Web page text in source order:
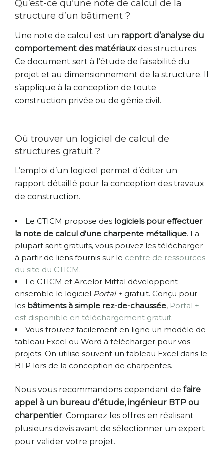
Qu’est-ce qu’une note de calcul de la
structure d’un bâtiment ?
Une note de calcul est un rapport d’analyse du
comportement des matériaux des structures.
Ce document sert à l’étude de faisabilité du
projet et au dimensionnement de la structure. Il
s’applique à la conception de toute
construction privée ou de génie civil.
Où trouver un logiciel de calcul de
structures gratuit ?
L’emploi d’un logiciel permet d’éditer un
rapport détaillé pour la conception des travaux
de construction.
Le CTICM propose des logiciels pour effectuer
la note de calcul d’une charpente métallique. La
plupart sont gratuits, vous pouvez les télécharger
à partir de liens fournis sur le centre de ressources
du site du CTICM.
Le CTICM et Arcelor Mittal développent
ensemble le logiciel Portal + gratuit. Conçu pour
les bâtiments à simple rez-de-chaussée, Portal +
est disponible en téléchargement gratuit.
Vous trouvez facilement en ligne un modèle de
tableau Excel ou Word à télécharger pour vos
projets. On utilise souvent un tableau Excel dans le
BTP lors de la conception de charpentes.
Nous vous recommandons cependant de faire
appel à un bureau d’étude, ingénieur BTP ou
charpentier. Comparez les offres en réalisant
plusieurs devis avant de sélectionner un expert
pour valider votre projet.